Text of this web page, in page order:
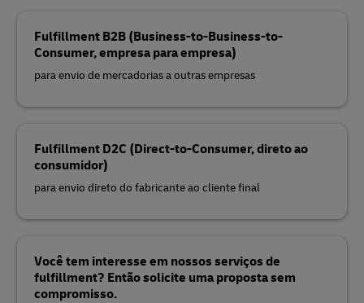
Fulfillment B2B (Business-to-Business-to-
Consumer, empresa para empresa)
para envio de mercadorias a outras empresas
Fulfillment D2C (Direct-to-Consumer, direto ao
consumidor)
para envio direto do fabricante ao cliente final
Você tem interesse em nossos serviços de
fulfillment? Então solicite uma proposta sem
compromisso.